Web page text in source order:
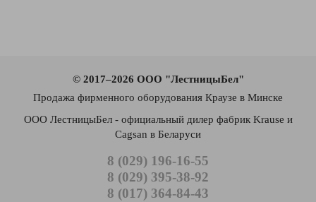
© 2017–2026 ООО "ЛестницыБел"
Продажа фирменного оборудования Краузе в Минске
ООО ЛестницыБел - официальный дилер фабрик Krause и
Cagsan в Беларуси
8 (029) 196-16-55
8 (029) 395-38-92
8 (017) 364-84-43